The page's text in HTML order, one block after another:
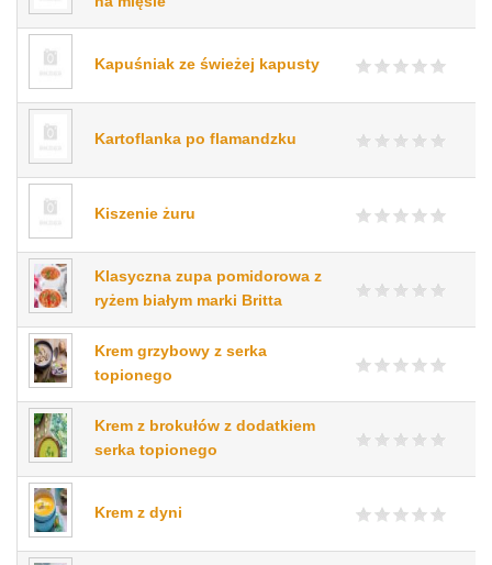
Kapuśniak ze świeżej kapusty
Kartoflanka po flamandzku
Kiszenie żuru
Klasyczna zupa pomidorowa z
ryżem białym marki Britta
Krem grzybowy z serka
topionego
Krem z brokułów z dodatkiem
serka topionego
Krem z dyni